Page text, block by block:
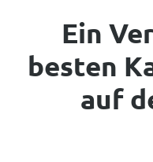
Ein
besten
auf